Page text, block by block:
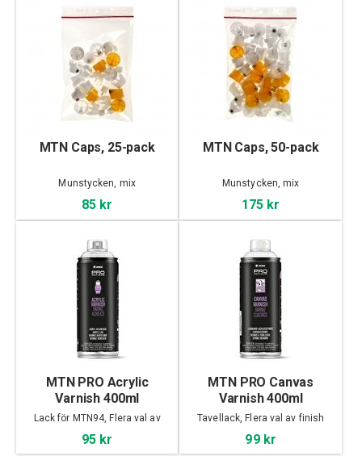
MTN Caps, 25-pack
Munstycken, mix
85 kr
MTN Caps, 50-pack
Munstycken, mix
175 kr
MTN PRO Acrylic
Varnish 400ml
Lack för MTN94, Flera val av
95 kr
MTN PRO Canvas
Varnish 400ml
Tavellack, Flera val av finish
99 kr